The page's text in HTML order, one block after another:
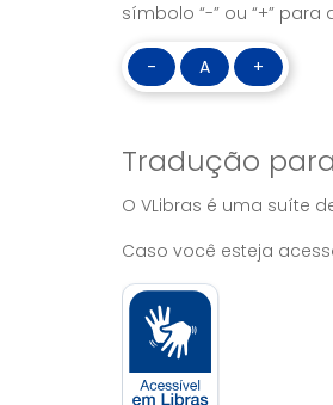
símbolo “-” ou “+”
- A +
Tradução para
O VLibras é uma suíte
Caso você esteja